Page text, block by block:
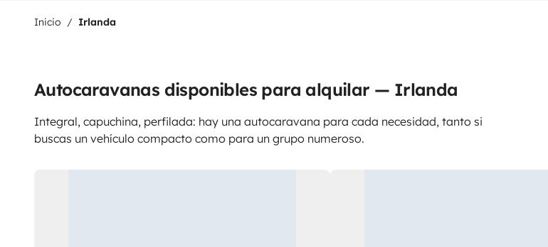
Inicio Irlanda
Autocaravanas disponibles para alquilar — Irlanda
Integral, capuchina, perfilada: hay una autocaravana para cada necesidad, tanto si
buscas un vehículo compacto como para un grupo numeroso.